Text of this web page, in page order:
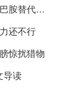
一奇怪之
。到目前
普遍存在
《柳叶刀》首刊帕金森病专题：从多巴胺替代进入疾病修正时代
还不行
惊扰猎物
导读